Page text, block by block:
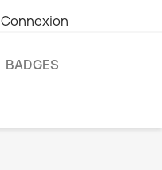
Connexion
BADGES